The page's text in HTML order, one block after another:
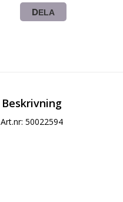
DELA
Beskrivning
Art.nr: 50022594